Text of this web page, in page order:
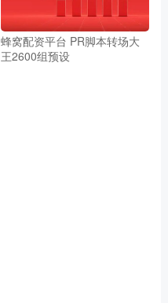
蜂窝配资平台 PR脚本转场大
王2600组预设